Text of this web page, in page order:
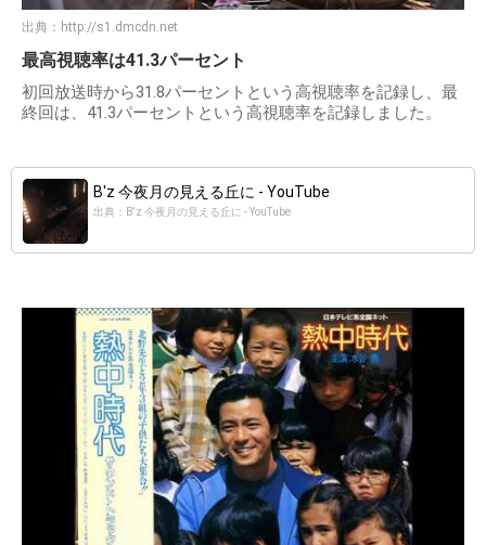
出典： http://s1.dmcdn.net
最高視聴率は41.3パーセント
初回放送時から31.8パーセントという高視聴率を記録し、最
終回は、41.3パーセントという高視聴率を記録しました。
B'z 今夜月の見える丘に - YouTube
出典：B'z 今夜月の見える丘に - YouTube